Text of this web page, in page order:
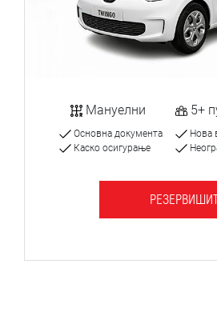
Мануелни 5+
Основна документа
Каско осигурање
Нова